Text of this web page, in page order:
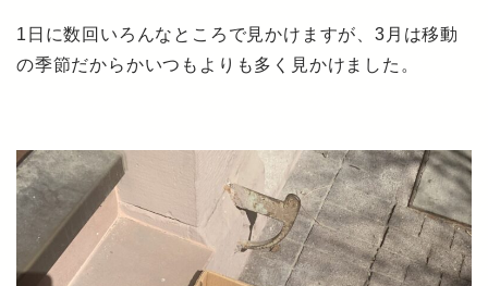
1日に数回いろんなところで見かけますが、3月は移動
の季節だからかいつもよりも多く見かけました。